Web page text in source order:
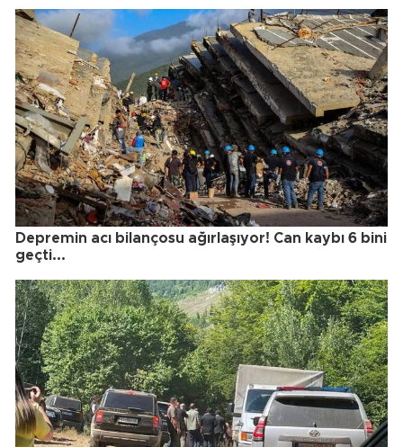
Depremin acı bilançosu ağırlaşıyor! Can kaybı 6 bini
geçti...